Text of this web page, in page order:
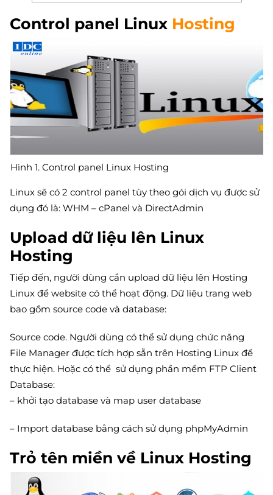
Control panel Linux Hosting
Hình 1. Control panel Linux Hosting
Linux sẽ có 2 control panel tùy theo gói dịch vụ được sử
dụng đó là: WHM – cPanel và DirectAdmin
Upload dữ liệu lên Linux
Hosting
Tiếp đến, người dùng cần upload dữ liệu lên Hosting
Linux để website có thể hoạt động. Dữ liệu trang web
bao gồm source code và database:
Source code. Người dùng có thể sử dụng chức năng
File Manager được tích hợp sẵn trên Hosting Linux để
thực hiện. Hoặc có thể sử dụng phần mềm FTP Client
Database:
– khởi tạo database và map user database
– Import database bằng cách sử dụng phpMyAdmin
Trỏ tên miền về Linux Hosting